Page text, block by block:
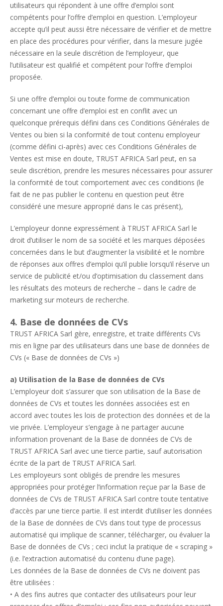
utilisateurs qui répondent à une offre d’emploi sont
compétents pour l’offre d’emploi en question. L’employeur
accepte qu’il peut aussi être nécessaire de vérifier et de mettre
en place des procédures pour vérifier, dans la mesure jugée
nécessaire en la seule discrétion de l’employeur, que
l’utilisateur est qualifié et compétent pour l’offre d’emploi
proposée.
Si une offre d’emploi ou toute forme de communication
concernant une offre d’emploi est en conflit avec un
quelconque prérequis défini dans ces Conditions Générales de
Ventes ou bien si la conformité de tout contenu employeur
(comme défini ci-après) avec ces Conditions Générales de
Ventes est mise en doute, TRUST AFRICA Sarl peut, en sa
seule discrétion, prendre les mesures nécessaires pour assurer
la conformité de tout comportement avec ces conditions (le
fait de ne pas publier le contenu en question peut être
considéré une mesure approprié dans le cas présent),
L’employeur donne expressément à TRUST AFRICA Sarl le
droit d’utiliser le nom de sa société et les marques déposées
concernées dans le but d’augmenter la visibilité et le nombre
de réponses aux offres d’emploi qu’il publie lorsqu’il réserve un
service de publicité et/ou d’optimisation du classement dans
les résultats des moteurs de recherche – dans le cadre de
marketing sur moteurs de recherche.
4. Base de données de CVs
TRUST AFRICA Sarl gère, enregistre, et traite différents CVs
mis en ligne par des utilisateurs dans une base de données de
CVs (« Base de données de CVs »)
a) Utilisation de la Base de données de CVs
L’employeur doit s’assurer que son utilisation de la Base de
données de CVs et toutes les données associées est en
accord avec toutes les lois de protection des données et de la
vie privée. L’employeur s’engage à ne partager aucune
information provenant de la Base de données de CVs de
TRUST AFRICA Sarl avec une tierce partie, sauf autorisation
écrite de la part de TRUST AFRICA Sarl.
Les employeurs sont obligés de prendre les mesures
appropriées pour protéger l’information reçue par la Base de
données de CVs de TRUST AFRICA Sarl contre toute tentative
d’accès par une tierce partie. Il est interdit d’utiliser les données
de la Base de données de CVs dans tout type de processus
automatisé qui implique de scanner, télécharger, ou évaluer la
Base de données de CVs ; ceci inclut la pratique de « scraping »
(i.e. l’extraction automatisé du contenu d’une page).
Les données de la Base de données de CVs ne doivent pas
être utilisées :
• A des fins autres que contacter des utilisateurs pour leur